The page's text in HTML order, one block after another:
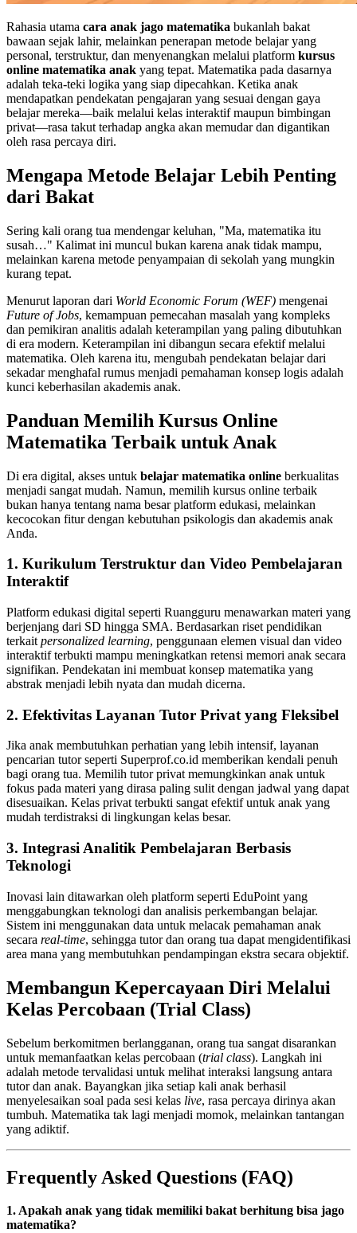
Rahasia utama cara anak jago matematika bukanlah bakat
bawaan sejak lahir, melainkan penerapan metode belajar yang
personal, terstruktur, dan menyenangkan melalui platform kursus
online matematika anak yang tepat. Matematika pada dasarnya
adalah teka-teki logika yang siap dipecahkan. Ketika anak
mendapatkan pendekatan pengajaran yang sesuai dengan gaya
belajar mereka—baik melalui kelas interaktif maupun bimbingan
privat—rasa takut terhadap angka akan memudar dan digantikan
oleh rasa percaya diri.
Mengapa Metode Belajar Lebih Penting
dari Bakat
Sering kali orang tua mendengar keluhan, "Ma, matematika itu
susah…" Kalimat ini muncul bukan karena anak tidak mampu,
melainkan karena metode penyampaian di sekolah yang mungkin
kurang tepat.
Menurut laporan dari World Economic Forum (WEF) mengenai
Future of Jobs, kemampuan pemecahan masalah yang kompleks
dan pemikiran analitis adalah keterampilan yang paling dibutuhkan
di era modern. Keterampilan ini dibangun secara efektif melalui
matematika. Oleh karena itu, mengubah pendekatan belajar dari
sekadar menghafal rumus menjadi pemahaman konsep logis adalah
kunci keberhasilan akademis anak.
Panduan Memilih Kursus Online
Matematika Terbaik untuk Anak
Di era digital, akses untuk belajar matematika online berkualitas
menjadi sangat mudah. Namun, memilih kursus online terbaik
bukan hanya tentang nama besar platform edukasi, melainkan
kecocokan fitur dengan kebutuhan psikologis dan akademis anak
Anda.
1. Kurikulum Terstruktur dan Video Pembelajaran
Interaktif
Platform edukasi digital seperti Ruangguru menawarkan materi yang
berjenjang dari SD hingga SMA. Berdasarkan riset pendidikan
terkait personalized learning, penggunaan elemen visual dan video
interaktif terbukti mampu meningkatkan retensi memori anak secara
signifikan. Pendekatan ini membuat konsep matematika yang
abstrak menjadi lebih nyata dan mudah dicerna.
2. Efektivitas Layanan Tutor Privat yang Fleksibel
Jika anak membutuhkan perhatian yang lebih intensif, layanan
pencarian tutor seperti Superprof.co.id memberikan kendali penuh
bagi orang tua. Memilih tutor privat memungkinkan anak untuk
fokus pada materi yang dirasa paling sulit dengan jadwal yang dapat
disesuaikan. Kelas privat terbukti sangat efektif untuk anak yang
mudah terdistraksi di lingkungan kelas besar.
3. Integrasi Analitik Pembelajaran Berbasis
Teknologi
Inovasi lain ditawarkan oleh platform seperti EduPoint yang
menggabungkan teknologi dan analisis perkembangan belajar.
Sistem ini menggunakan data untuk melacak pemahaman anak
secara real-time, sehingga tutor dan orang tua dapat mengidentifikasi
area mana yang membutuhkan pendampingan ekstra secara objektif.
Membangun Kepercayaan Diri Melalui
Kelas Percobaan (Trial Class)
Sebelum berkomitmen berlangganan, orang tua sangat disarankan
untuk memanfaatkan kelas percobaan (trial class). Langkah ini
adalah metode tervalidasi untuk melihat interaksi langsung antara
tutor dan anak. Bayangkan jika setiap kali anak berhasil
menyelesaikan soal pada sesi kelas live, rasa percaya dirinya akan
tumbuh. Matematika tak lagi menjadi momok, melainkan tantangan
yang adiktif.
Frequently Asked Questions (FAQ)
1. Apakah anak yang tidak memiliki bakat berhitung bisa jago
matematika?